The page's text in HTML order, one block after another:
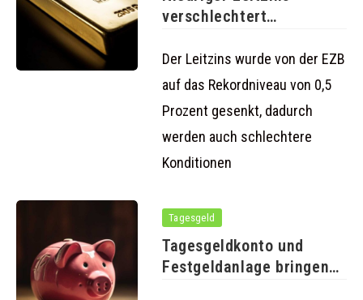
verschlechtert
Tagesgeld
Der Leitzins wurde von der EZB
auf das Rekordniveau von 0,5
Prozent gesenkt, dadurch
werden auch schlechtere
Konditionen
Tagesgeld
Tagesgeldkonto und
Festgeldanlage bringen